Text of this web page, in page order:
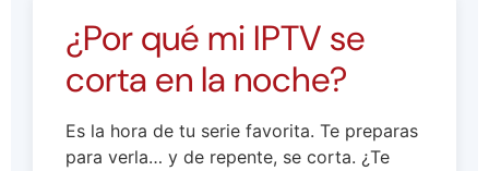
¿Por qué mi IPTV se
corta en la noche?
Es la hora de tu serie favorita. Te preparas
para verla… y de repente, se corta. ¿Te